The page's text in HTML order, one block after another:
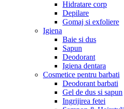
Hidratare corp
Depilare
Gomaj si exfoliere
Igiena
Baie si dus
Sapun
Deodorant
Igiena dentara
Cosmetice pentru barbati
Deodorant barbati
Gel de dus si sapun
Ingrijirea fetei